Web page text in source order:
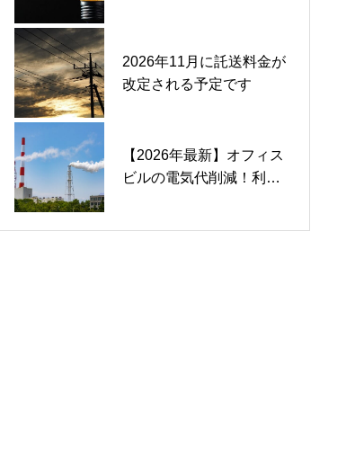
2026年11月に託送料金が
改定される予定です
【2026年最新】オフィス
ビルの電気代削減！利益
電気料金の比較は、至難
の業
2023年4月から2025年9月
までの電気料金推移をま
小売電気事業者のkWh確
保義務化
scope3のCO2排出量削減
のニーズが高まっている